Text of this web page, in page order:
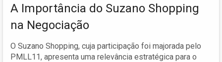
A Importância do Suzano Shopping
na Negociação
O Suzano Shopping, cuja participação foi majorada pelo
PMLL11, apresenta uma relevância estratégica para o